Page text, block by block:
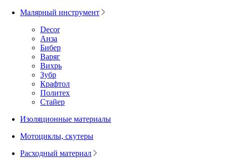
Малярный инструмент
Decor
Анза
Бибер
Варяг
Вихрь
Зубр
Крафтол
Политех
Стайер
Изоляционные материалы
Мотоциклы, скутеры
Расходный материал